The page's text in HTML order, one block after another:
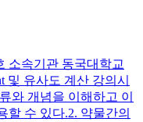
소속기관 동국대학교
및 유사도 계산 강의시
와 개념을 이해하고 이
할 수 있다.2. 약물간의